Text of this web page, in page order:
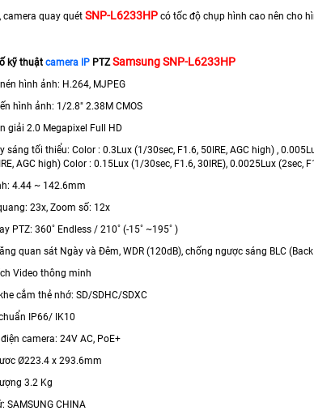
camera quay quét SNP-L6233HP có tốc độ chụp hình cao nên cho
kỹ thuật camera IP PTZSamsung SNP-L6233HP
hình ảnh: H.264, MJPEG
hình ảnh: 1/2.8" 2.38M CMOS
giải 2.0 Megapixel Full HD
sáng tối thiểu: Color : 0.3Lux (1/30sec, F1.6, 50IRE, AGC high) ,
AGC high) Color : 0.15Lux (1/30sec, F1.6, 30IRE), 0.0025Lux
4.44 ~ 142.6mm
23x, Zoom số: 12x
PTZ: 360˚ Endless / 210˚ (-15˚ ~195˚ )
quan sát Ngày và Đêm, WDR (120dB), chống ngược sáng BLC
Video thông minh
cắm thẻ nhớ: SD/SDHC/SDXC
IP66/ IK10
camera: 24V AC, PoE+
Ø223.4 x 293.6mm
3.2 Kg
SAMSUNG CHINA